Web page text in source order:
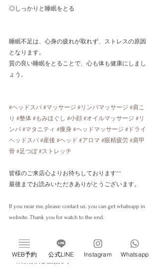
◎しっかりと睡眠をとる
睡眠不足は、心身の疲れが取れず、ストレスの原因
となります。
質の良い睡眠をとることで、心も体も健康にしまし
ょう。
#ヘッドスパ #マッサージ #リンパマッサージ #肩こ
り #整体 #もみほぐし #小顔 #オイルマッサージ #リ
ンパ #マタニティ #痩身 #ヘッドマッサージ #ドライ
ヘッドスパ #産後 #ヘッド #アロマ #眼精疲労 #肩甲
骨 #足つぼ #ストレッチ
皆様のご来店心よりお待ちしております^^
最後までお読みいただきありがとうございます。
If you near me, please contact us. you can get whatsupp in
website. Thank you for watch to the end.
新感覚ドライヘッドスパ専門店 ivy恵比寿
完全個室／プライベートサロン／睡眠改善サロン
WEB予約 公式LINE Instagram Whatsapp